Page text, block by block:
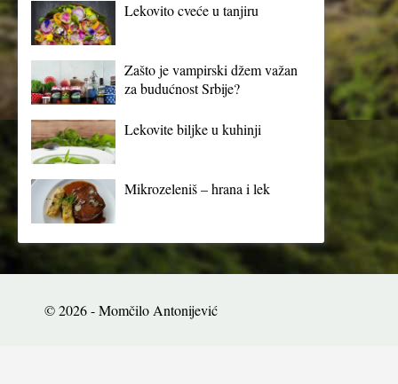
Lekovito cveće u tanjiru
Zašto je vampirski džem važan
za budućnost Srbije?
Lekovite biljke u kuhinji
Mikrozeleniš – hrana i lek
© 2026 - Momčilo Antonijević